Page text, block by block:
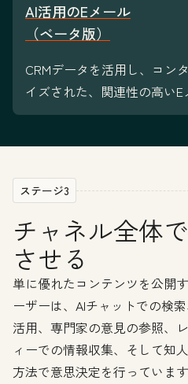
AI活用のEメール
（ベータ版）
CRMデータを活用し、コン
イズされた、関連性の高いE
ステージ3
チャネル全体
させる
単に優れたコンテンツを公開
ーザーは、AIチャットでの検
活用、専門家の意見の参照、
ィーでの情報収集、そして知
方法で意思決定を行っていま